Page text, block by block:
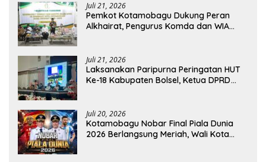
Juli 21, 2026
Pemkot Kotamobagu Dukung Peran
Alkhairat, Pengurus Komda dan WIA
Juli 21, 2026
Laksanakan Paripurna Peringatan HUT
Ke-18 Kabupaten Bolsel, Ketua DPRD
Juli 20, 2026
Kotamobagu Nobar Final Piala Dunia
2026 Berlangsung Meriah, Wali Kota